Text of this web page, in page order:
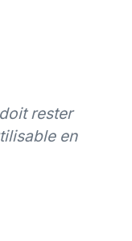
rester
en